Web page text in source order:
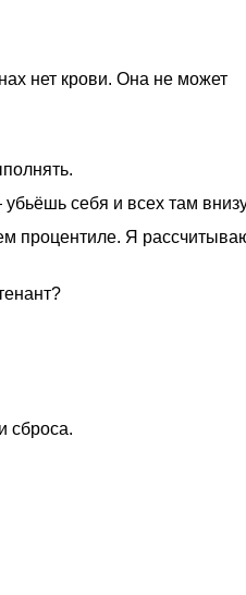
нет крови. Она не может
себя и всех там
процентиле. Я
сброса.